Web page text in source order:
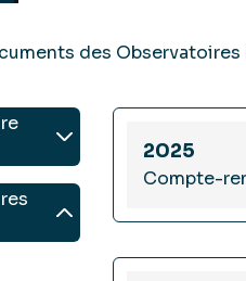
des
2025
Compte-